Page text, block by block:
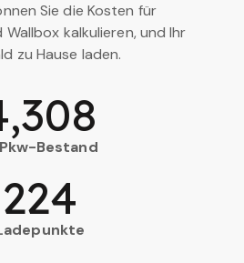
Sie die Kosten für
kalkulieren, und Ihr
zu Hause laden.
Bestand
224